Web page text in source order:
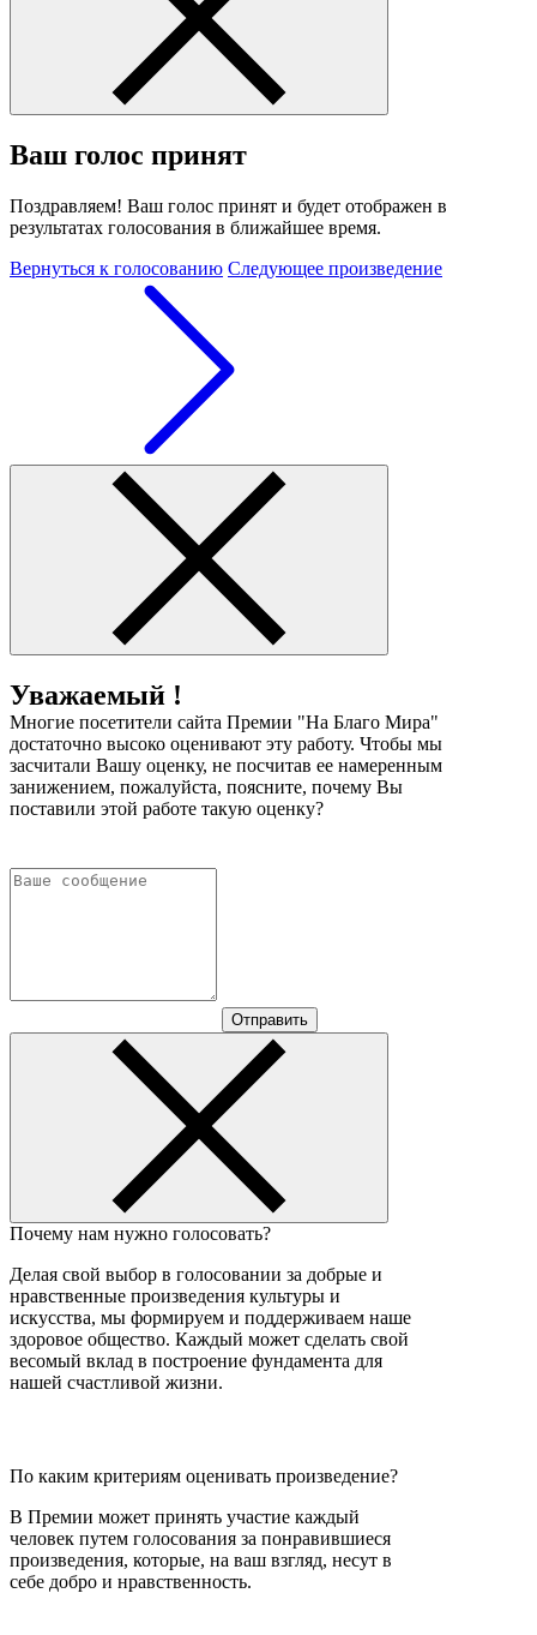
Ваш голос принят
Поздравляем! Ваш голос принят и будет отображен в
результатах голосования в ближайшее время.
Вернуться к голосованию Следующее произведение
Уважаемый !
Многие посетители сайта Премии "На Благо Мира"
достаточно высоко оценивают эту работу. Чтобы мы
засчитали Вашу оценку, не посчитав ее намеренным
занижением, пожалуйста, поясните, почему Вы
поставили этой работе такую оценку?
Отправить
Почему нам нужно голосовать?
Делая свой выбор в голосовании за добрые и
нравственные произведения культуры и
искусства, мы формируем и поддерживаем наше
здоровое общество. Каждый может сделать свой
весомый вклад в построение фундамента для
нашей счастливой жизни.
По каким критериям оценивать произведение?
В Премии может принять участие каждый
человек путем голосования за понравившиеся
произведения, которые, на ваш взгляд, несут в
себе добро и нравственность.